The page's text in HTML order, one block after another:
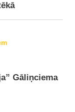
Gāliņciema